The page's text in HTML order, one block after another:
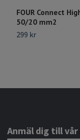
FOUR Connect
50/20 mm2
299 kr
Anmäl dig till